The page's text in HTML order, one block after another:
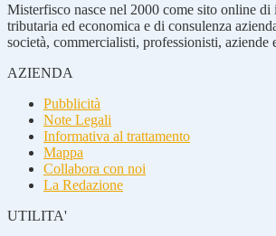
Misterfisco nasce nel 2000 come sito online di
tributaria ed economica e di consulenza
società, commercialisti, professionisti, aziende
AZIENDA
Pubblicità
Note Legali
Informativa al trattamento
Mappa
Collabora con noi
La Redazione
UTILITA'